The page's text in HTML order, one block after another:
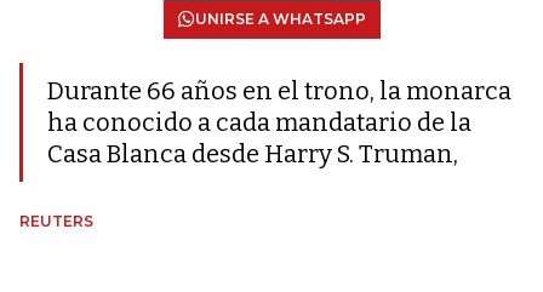
UNIRSE A WHATSAPP
Durante 66 años en el trono, la monarca
ha conocido a cada mandatario de la
Casa Blanca desde Harry S. Truman,
REUTERS